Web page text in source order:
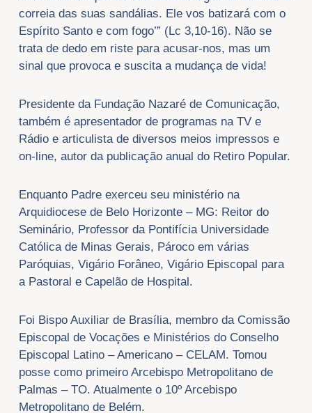
correia das suas sandálias. Ele vos batizará com o
Espírito Santo e com fogo’” (Lc 3,10-16). Não se
trata de dedo em riste para acusar-nos, mas um
sinal que provoca e suscita a mudança de vida!
Presidente da Fundação Nazaré de Comunicação,
também é apresentador de programas na TV e
Rádio e articulista de diversos meios impressos e
on-line, autor da publicação anual do Retiro Popular.
Enquanto Padre exerceu seu ministério na
Arquidiocese de Belo Horizonte – MG: Reitor do
Seminário, Professor da Pontifícia Universidade
Católica de Minas Gerais, Pároco em várias
Paróquias, Vigário Forâneo, Vigário Episcopal para
a Pastoral e Capelão de Hospital.
Foi Bispo Auxiliar de Brasília, membro da Comissão
Episcopal de Vocações e Ministérios do Conselho
Episcopal Latino – Americano – CELAM. Tomou
posse como primeiro Arcebispo Metropolitano de
Palmas – TO. Atualmente o 10º Arcebispo
Metropolitano de Belém.